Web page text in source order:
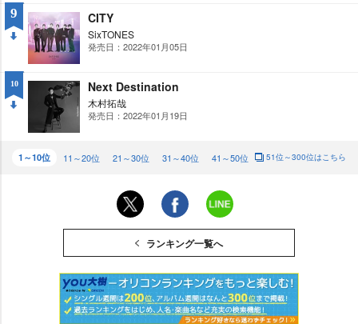
9
WN
CITY
SixTONES
発売日：2022年01月05日
10 Next Destination
木村拓哉
発売日：2022年01月19日
1～10位 11～20位 21～30位 31～40位 41～50位 51位～300位はこちら
ランキング一覧へ